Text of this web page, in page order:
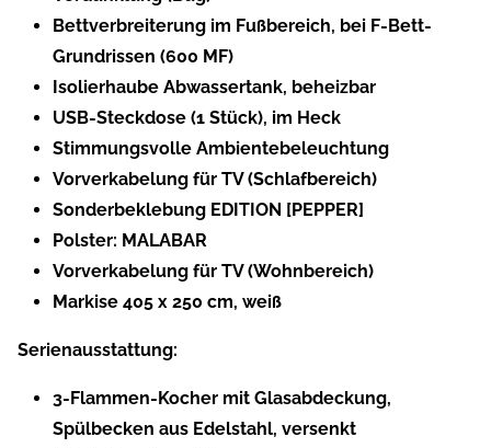
Bettverbreiterung im Fußbereich, bei F-Bett-
Grundrissen (600 MF)
Isolierhaube Abwassertank, beheizbar
USB-Steckdose (1 Stück), im Heck
Stimmungsvolle Ambientebeleuchtung
Vorverkabelung für TV (Schlafbereich)
Sonderbeklebung EDITION [PEPPER]
Polster: MALABAR
Vorverkabelung für TV (Wohnbereich)
Markise 405 x 250 cm, weiß
Serienausstattung:
3-Flammen-Kocher mit Glasabdeckung,
Spülbecken aus Edelstahl, versenkt